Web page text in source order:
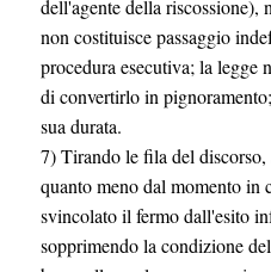
dell'agente della riscossione),
non costituisce passaggio
procedura esecutiva; la legge
di convertirlo in
sua durata.
7) Tirando le fila del discorso,
quanto meno dal momento in
svincolato il fermo dall'esito
sopprimendo la condizione